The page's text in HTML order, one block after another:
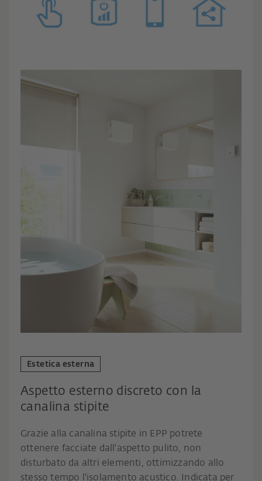
Estetica esterna
Aspetto esterno discreto con la
canalina stipite
Grazie alla canalina stipite in EPP potrete
ottenere facciate dall'aspetto pulito, non
disturbato da altri elementi, ottimizzando allo
stesso tempo l'isolamento acustico. Indicata per